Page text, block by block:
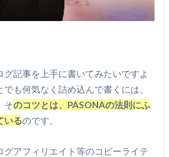
グ記事を上手に書いてみたいですよ
も何気なく詰め込んで書くには、
そのコツとは、PASONAの法則にふ
いるのです。
グアフィリエイト等のコピーライテ